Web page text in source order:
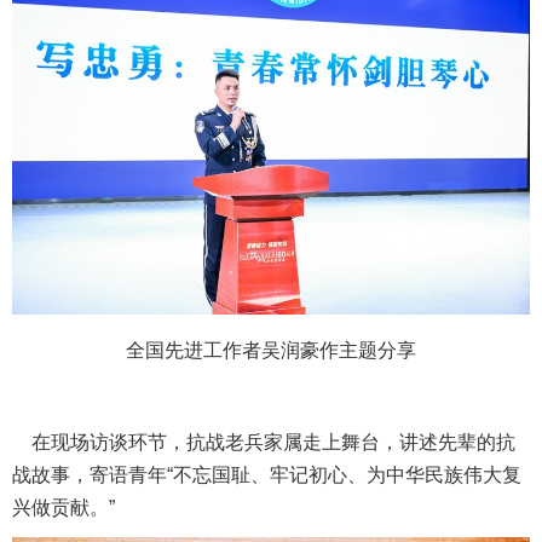
全国先进工作者吴润豪作主题分享
在现场访谈环节，抗战老兵家属走上舞台，讲述先辈的抗
战故事，寄语青年“不忘国耻、牢记初心、为中华民族伟大复
兴做贡献。”